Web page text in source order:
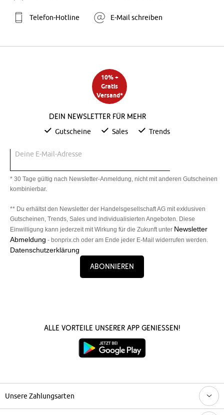
Telefon-Hotline E-Mail schreiben
10% +
Gratis
Versand*
Dein Newsletter für mehr
Gutscheine Sales Trends
Deine E-Mail-Adresse
* 30 Tage gültig nach Newsletter-Anmeldung, nicht mit anderen Gutscheinen
kombinierbar.
** Du erhältst den Newsletter der Handelsgesellschaft AG mit exklusiven
Gutscheinen, Trends, Sales und individualisierten Angeboten. Diese
Einwilligung kann jederzeit mit Wirkung für die Zukunft unter Newsletter
Abmeldung - bonprix.ch oder am Ende jeder E-Mail widerrufen werden.
Datenschutzerklärung
Abonnieren
Alle Vorteile unserer App genießen!
Unsere Zahlungsarten